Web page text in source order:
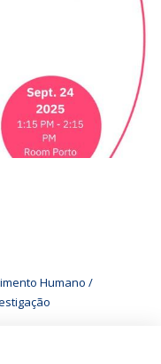
Humano